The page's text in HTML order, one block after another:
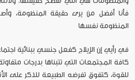
فأنا أفضل من يرى حقيقة المنظومة،
المنظومة نفسها
في رأيي إن الإيلاج كفعل جنسي ببنائية
كافة المجتمعات التي تتبناها بدرجات
للقوة، كتفوق تفرضه الطبيعة للذكر على